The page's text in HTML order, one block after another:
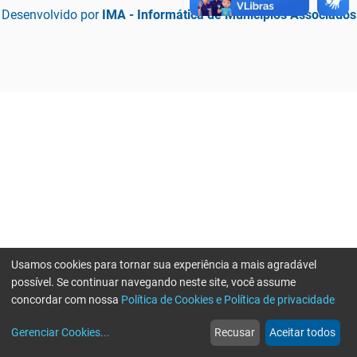
Desenvolvido por IMA - Informática de Municípios Associados
web
Notícias
more_horiz
Mais
Usamos cookies para tornar sua experiência a mais agradável
possível. Se continuar navegando neste site, você assume
concordar com nossa Política de Cookies e Política de privacidade
Gerenciar Cookies... Recusar Aceitar todos
Erro ao enviar informações, por favor tente novamente